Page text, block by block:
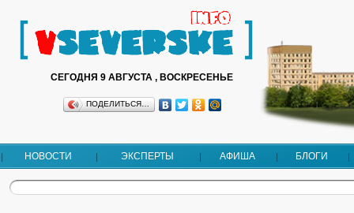
СЕГОДНЯ 9 АВГУСТА , ВОСКРЕСЕНЬЕ
ПОДЕЛИТЬСЯ…
НОВОСТИ ЭКСПЕРТЫ АФИША БЛОГИ